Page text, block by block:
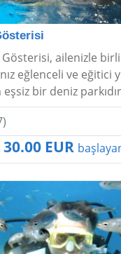
ailenizle
eğlenceli ve eğitici
bir deniz
30.00 EUR